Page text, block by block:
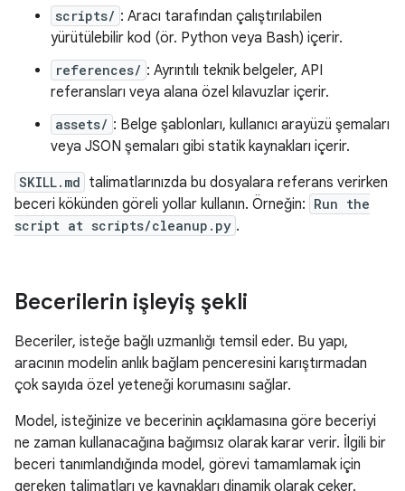
scripts/ : Aracı tarafından çalıştırılabilen
yürütülebilir kod (ör. Python veya Bash) içerir.
references/ : Ayrıntılı teknik belgeler, API
referansları veya alana özel kılavuzlar içerir.
assets/ : Belge şablonları, kullanıcı arayüzü şemaları
veya JSON şemaları gibi statik kaynakları içerir.
SKILL.md talimatlarınızda bu dosyalara referans verirken
beceri kökünden göreli yollar kullanın. Örneğin: Run the
script at scripts/cleanup.py .
Becerilerin işleyiş şekli
Beceriler, isteğe bağlı uzmanlığı temsil eder. Bu yapı,
aracının modelin anlık bağlam penceresini karıştırmadan
çok sayıda özel yeteneği korumasını sağlar.
Model, isteğinize ve becerinin açıklamasına göre beceriyi
ne zaman kullanacağına bağımsız olarak karar verir. İlgili bir
beceri tanımlandığında model, görevi tamamlamak için
gereken talimatları ve kaynakları dinamik olarak çeker.